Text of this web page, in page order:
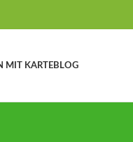
MIT KARTEBLOG